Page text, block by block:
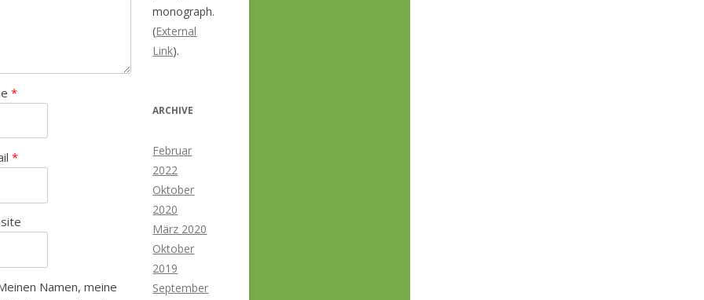
*
*
Namen, meine
monograph.
(External
Link).
ARCHIVE
Februar
2022
Oktober
2020
März 2020
Oktober
2019
September